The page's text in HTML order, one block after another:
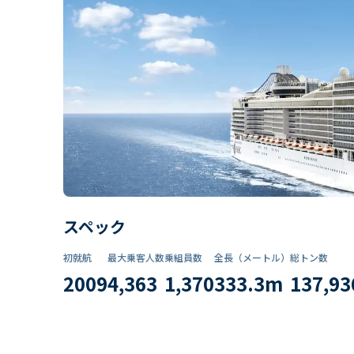
スペック
初就航
2009
最大乗客人数
4,363
乗組員数​
1,370
全長（メートル）
333.3m
総トン数​